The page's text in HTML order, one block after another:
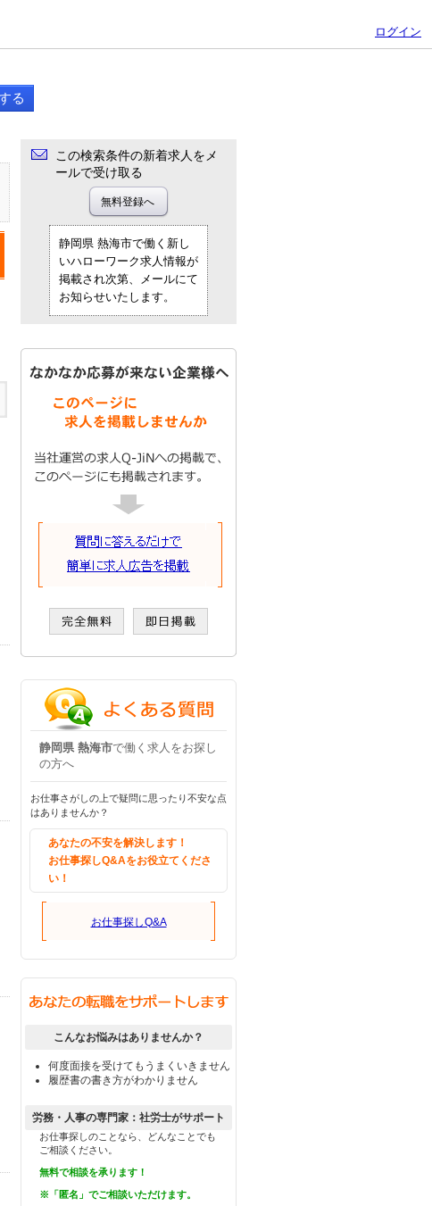
ログイン
この検索条件の新着求人をメ
ールで受け取る
静岡県 熱海市で働く新し
いハローワーク求人情報が
掲載され次第、メールにて
お知らせいたします。
静岡県 熱海市で働く求人をお探し
の方へ
お仕事さがしの上で疑問に思ったり不安な点
はありませんか？
あなたの不安を解決します！
お仕事探しQ&Aをお役立てくださ
い！
お仕事探しQ&A
こんなお悩みはありませんか？
何度面接を受けてもうまくいきません
履歴書の書き方がわかりません
労務・人事の専門家：社労士がサポート
お仕事探しのことなら、どんなことでも
ご相談ください。
無料で相談を承ります！
※「匿名」でご相談いただけます。